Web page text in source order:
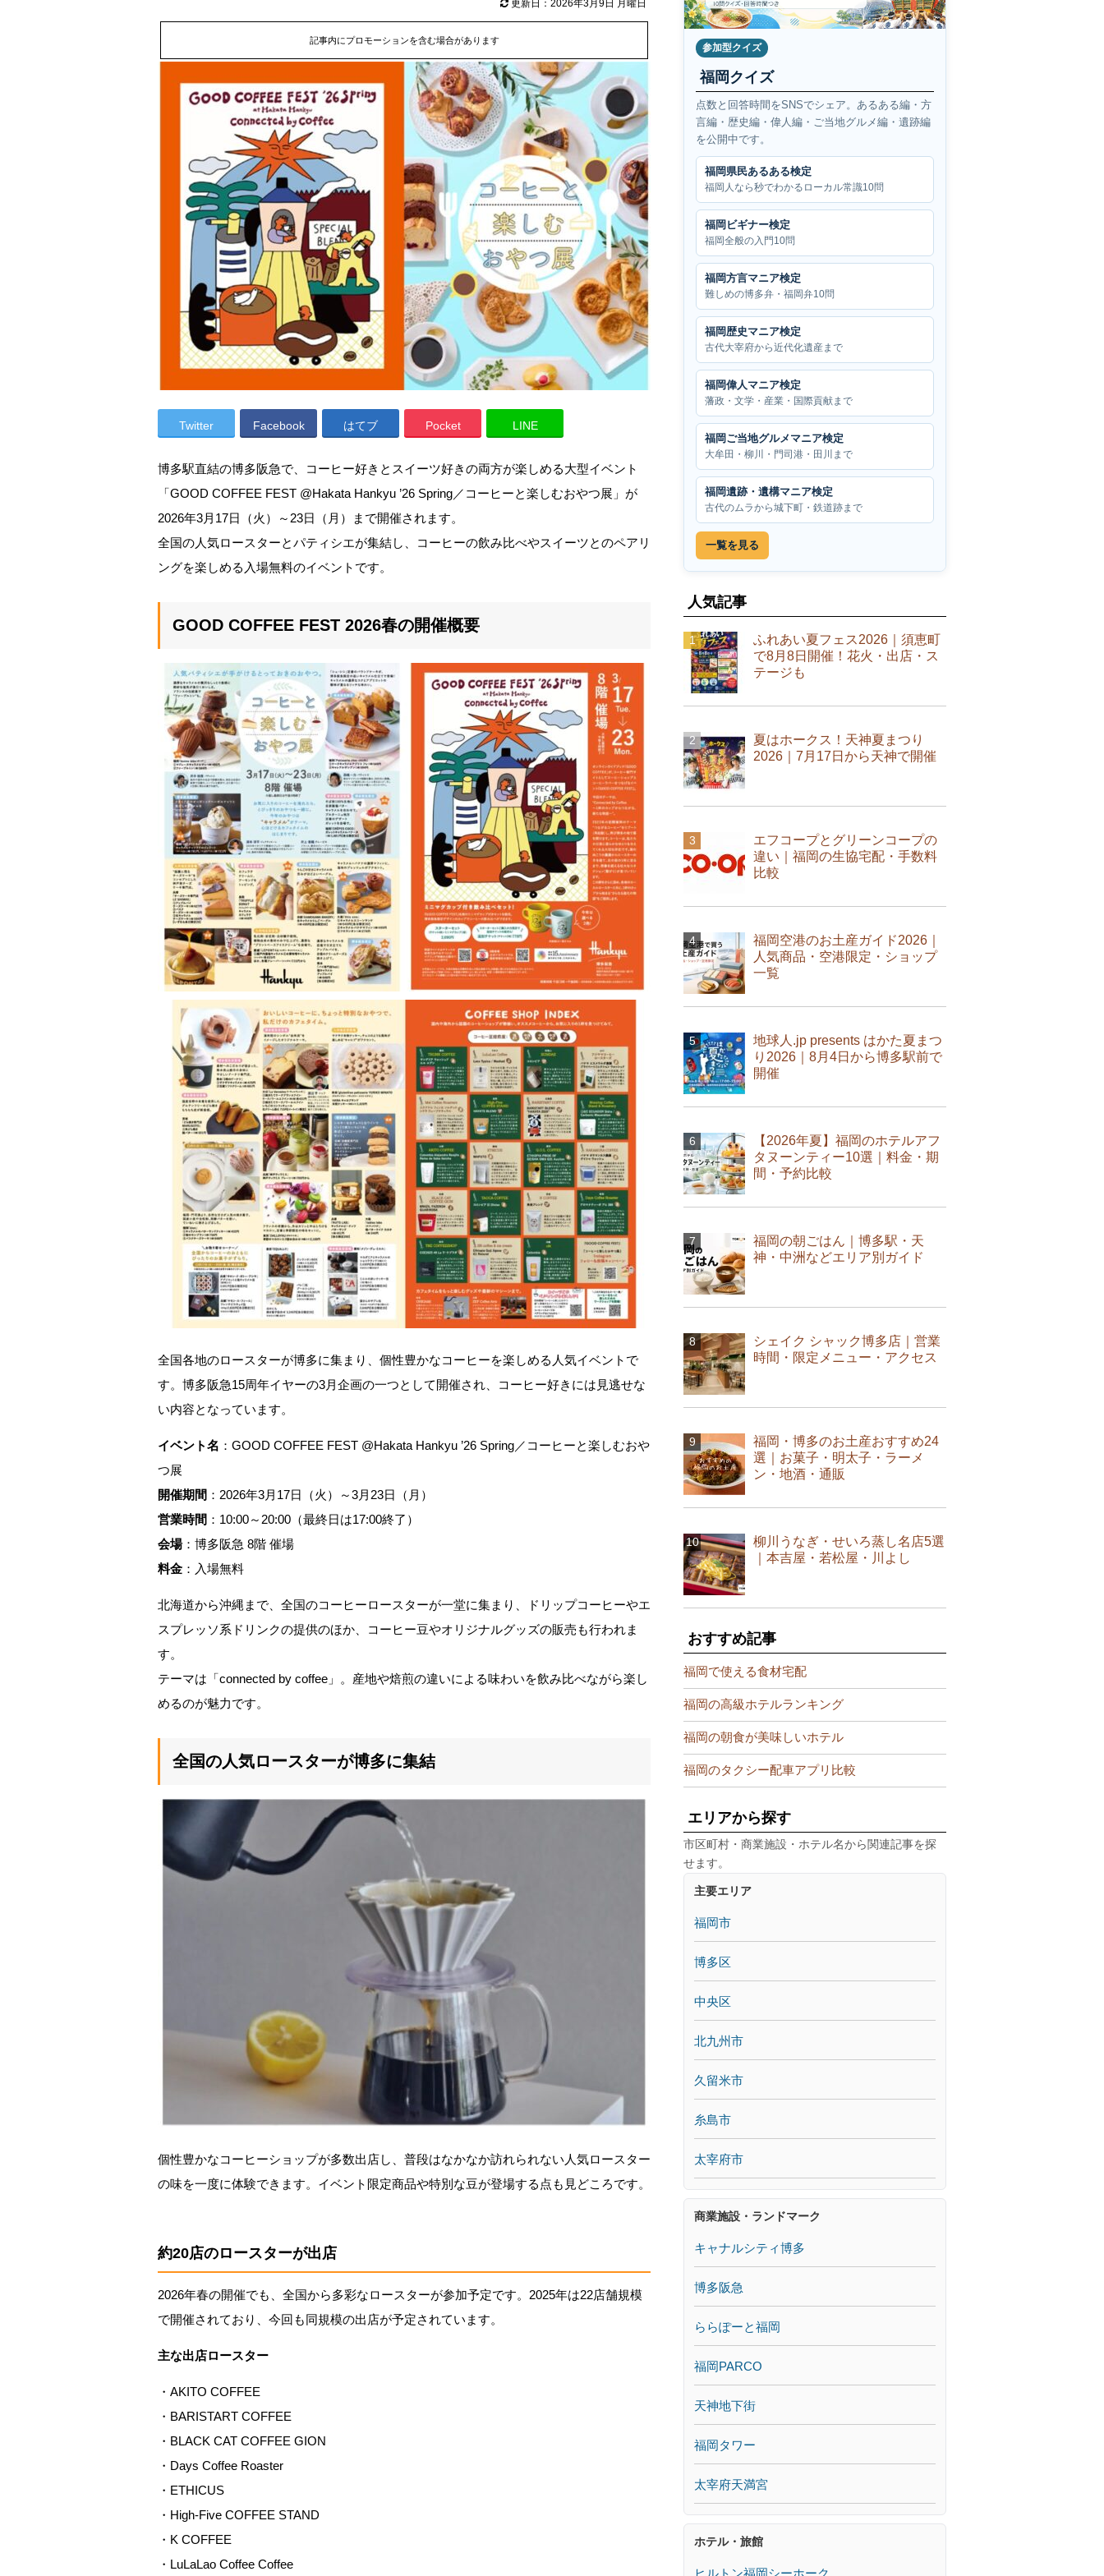
更新日：2026年3月9日 月曜日
記事内にプロモーションを含む場合があります
Twitter Facebook はてブ Pocket LINE
博多駅直結の博多阪急で、コーヒー好きとスイーツ好きの両方が楽しめる大型イベント
「GOOD COFFEE FEST @Hakata Hankyu ’26 Spring／コーヒーと楽しむおやつ展」が
2026年3月17日（火）～23日（月）まで開催されます。
全国の人気ロースターとパティシエが集結し、コーヒーの飲み比べやスイーツとのペアリ
ングを楽しめる入場無料のイベントです。
GOOD COFFEE FEST 2026春の開催概要
全国各地のロースターが博多に集まり、個性豊かなコーヒーを楽しめる人気イベントで
す。博多阪急15周年イヤーの3月企画の一つとして開催され、コーヒー好きには見逃せな
い内容となっています。
イベント名 ：GOOD COFFEE FEST @Hakata Hankyu ’26 Spring／コーヒーと楽しむおや
つ展
開催期間 ：2026年3月17日（火）～3月23日（月）
営業時間 ：10:00～20:00（最終日は17:00終了）
会場：博多阪急 8階 催場
料金 ：入場無料
北海道から沖縄まで、全国のコーヒーロースターが一堂に集まり、ドリップコーヒーやエ
スプレッソ系ドリンクの提供のほか、コーヒー豆やオリジナルグッズの販売も行われま
す。
テーマは「connected by coffee」。産地や焙煎の違いによる味わいを飲み比べながら楽し
めるのが魅力です。
全国の人気ロースターが博多に集結
個性豊かなコーヒーショップが多数出店し、普段はなかなか訪れられない人気ロースター
の味を一度に体験できます。イベント限定商品や特別な豆が登場する点も見どころです。
約20店のロースターが出店
2026年春の開催でも、全国から多彩なロースターが参加予定です。2025年は22店舗規模
で開催されており、今回も同規模の出店が予定されています。
主な出店ロースター
・AKITO COFFEE
・BARISTART COFFEE
・BLACK CAT COFFEE GION
・Days Coffee Roaster
・ETHICUS
・High-Five COFFEE STAND
・K COFFEE
・LuLaLao Coffee Coffee
参加型クイズ
福岡クイズ
点数と回答時間をSNSでシェア。あるある編・方
言編・歴史編・偉人編・ご当地グルメ編・遺跡編
を公開中です。
福岡県民あるある検定
福岡人なら秒でわかるローカル常識10問
福岡ビギナー検定
福岡全般の入門10問
福岡方言マニア検定
難しめの博多弁・福岡弁10問
福岡歴史マニア検定
古代大宰府から近代化遺産まで
福岡偉人マニア検定
藩政・文学・産業・国際貢献まで
福岡ご当地グルメマニア検定
大牟田・柳川・門司港・田川まで
福岡遺跡・遺構マニア検定
古代のムラから城下町・鉄道跡まで
一覧を見る
人気記事
ふれあい夏フェス2026｜須恵町
で8月8日開催！花火・出店・ス
テージも
夏はホークス！天神夏まつり
2026｜7月17日から天神で開催
エフコープとグリーンコープの
違い｜福岡の生協宅配・手数料
比較
福岡空港のお土産ガイド2026｜
人気商品・空港限定・ショップ
一覧
地球人.jp presents はかた夏まつ
り2026｜8月4日から博多駅前で
開催
【2026年夏】福岡のホテルアフ
タヌーンティー10選｜料金・期
間・予約比較
福岡の朝ごはん｜博多駅・天
神・中洲などエリア別ガイド
シェイク シャック博多店｜営業
時間・限定メニュー・アクセス
福岡・博多のお土産おすすめ24
選｜お菓子・明太子・ラーメ
ン・地酒・通販
柳川うなぎ・せいろ蒸し名店5選
｜本吉屋・若松屋・川よし
おすすめ記事
福岡で使える食材宅配
福岡の高級ホテルランキング
福岡の朝食が美味しいホテル
福岡のタクシー配車アプリ比較
エリアから探す
市区町村・商業施設・ホテル名から関連記事を探
せます。
主要エリア
福岡市
博多区
中央区
北九州市
久留米市
糸島市
太宰府市
商業施設・ランドマーク
キャナルシティ博多
博多阪急
ららぽーと福岡
福岡PARCO
天神地下街
福岡タワー
太宰府天満宮
ホテル・旅館
ヒルトン福岡シーホーク